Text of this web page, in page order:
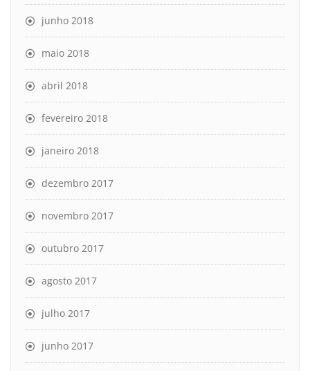
junho 2018
maio 2018
abril 2018
fevereiro 2018
janeiro 2018
dezembro 2017
novembro 2017
outubro 2017
agosto 2017
julho 2017
junho 2017